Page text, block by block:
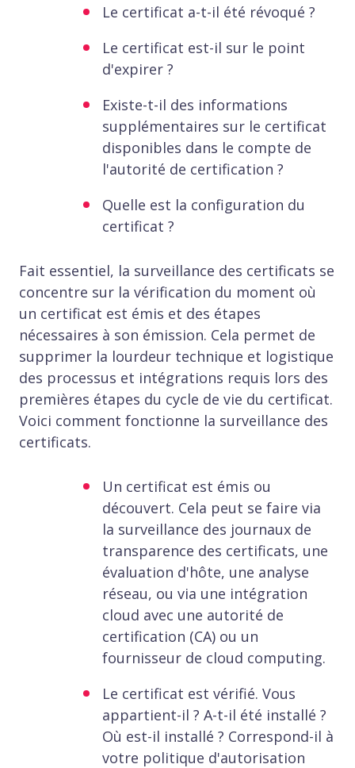
Le certificat a-t-il été révoqué ?
Le certificat est-il sur le point
d'expirer ?
Existe-t-il des informations
supplémentaires sur le certificat
disponibles dans le compte de
l'autorité de certification ?
Quelle est la configuration du
certificat ?
Fait essentiel, la surveillance des certificats se
concentre sur la vérification du moment où
un certificat est émis et des étapes
nécessaires à son émission. Cela permet de
supprimer la lourdeur technique et logistique
des processus et intégrations requis lors des
premières étapes du cycle de vie du certificat.
Voici comment fonctionne la surveillance des
certificats.
Un certificat est émis ou
découvert. Cela peut se faire via
la surveillance des journaux de
transparence des certificats, une
évaluation d'hôte, une analyse
réseau, ou via une intégration
cloud avec une autorité de
certification (CA) ou un
fournisseur de cloud computing.
Le certificat est vérifié. Vous
appartient-il ? A-t-il été installé ?
Où est-il installé ? Correspond-il à
votre politique d'autorisation